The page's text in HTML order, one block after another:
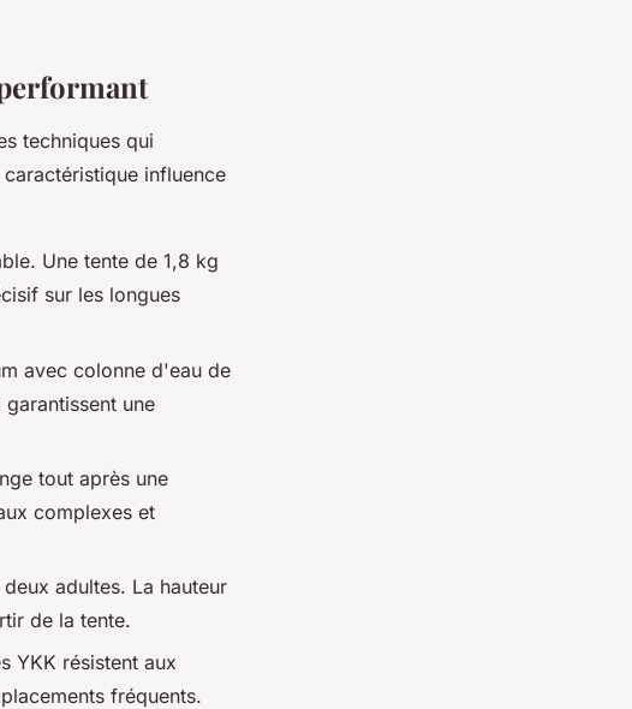
techniques qui
influence
Une tente de 1,8 kg
sur les longues
avec colonne d'eau de
une
tout après une
complexes et
adultes. La hauteur
de la tente.
YKK résistent aux
fréquents.